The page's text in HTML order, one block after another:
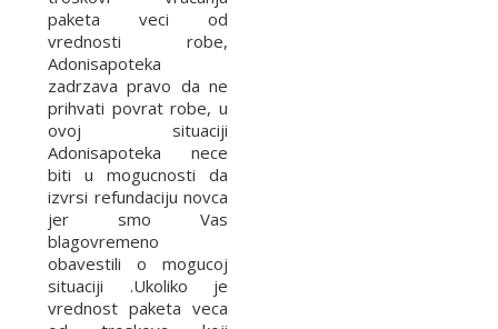
paketa veci od
vrednosti robe,
Adonisapoteka
zadrzava pravo da ne
prihvati povrat robe, u
ovoj situaciji
Adonisapoteka nece
biti u mogucnosti da
izvrsi refundaciju novca
jer smo Vas
blagovremeno
obavestili o mogucoj
situaciji .Ukoliko je
vrednost paketa veca